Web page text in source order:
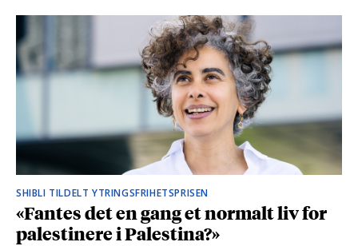
SHIBLI TILDELT YTRINGSFRIHETSPRISEN
«Fantes det en gang et normalt liv for
palestinere i Palestina?»